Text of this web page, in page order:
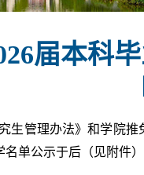
届本科
生管理办法》和学院
单公示于后（见附件